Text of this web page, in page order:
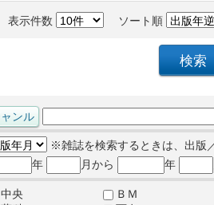
表示件数 ソート順
※雑誌を検索するときは、出版
年
月から 年
中央
ＢＭ